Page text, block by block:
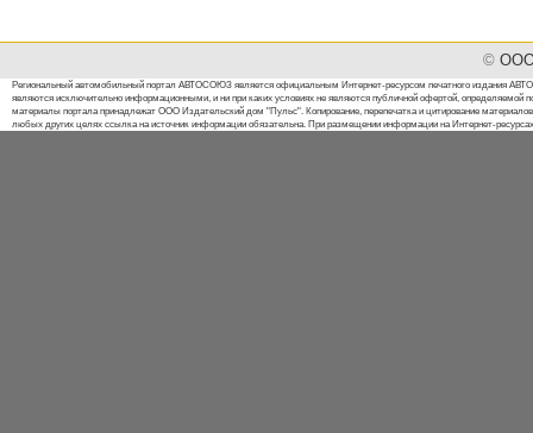
© ООО
Региональный автомобильный портал АВТОСОЮЗ является официальным Интернет-ресурсом печатного издания
являются исключительно информационными, и ни при каких условиях не являются публичной офертой,
материалы портала принадлежат ООО Издательский дом "Пульс". Копирование, перепечатка и цитирование
любых других целях ссылка на источник информации обязательна. При размещении информации на Интернет-